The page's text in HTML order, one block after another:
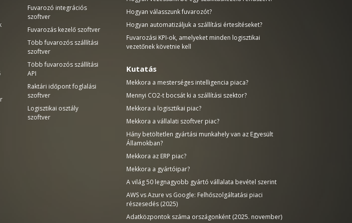
Fuvarozó integrációs
szoftver
Fuvarozás kezelő szoftver
Több fuvarozós szállítási
szoftver
Több fuvarozós szállítási
API
Raktári időpont foglalási
szoftver
Logisztikai osztály
szoftver
Hogyan válasszunk fuvarozót?
Hogyan automatizáljuk a szállítási értesítéseket?
Fuvarozási KPI-ok, amelyeket minden logisztikai
vezetőnek követnie kell
Kutatás
Mekkora a mesterséges intelligencia piaca?
Mennyi CO2-t bocsát ki a szállítási szektor?
Mekkora a logisztikai piac?
Mekkora a vállalati szoftver piac?
Hány betöltetlen gyártási munkahely van az Egyesült
Államokban?
Mekkora az ERP piac?
Mekkora a gyártóipar?
A világ 50 legnagyobb gyártó vállalata bevétel szerint
AWS vs Azure vs Google: Felhőszolgáltatási piaci
részesedés (2025)
Adatközpontok száma országonként (2025. november)